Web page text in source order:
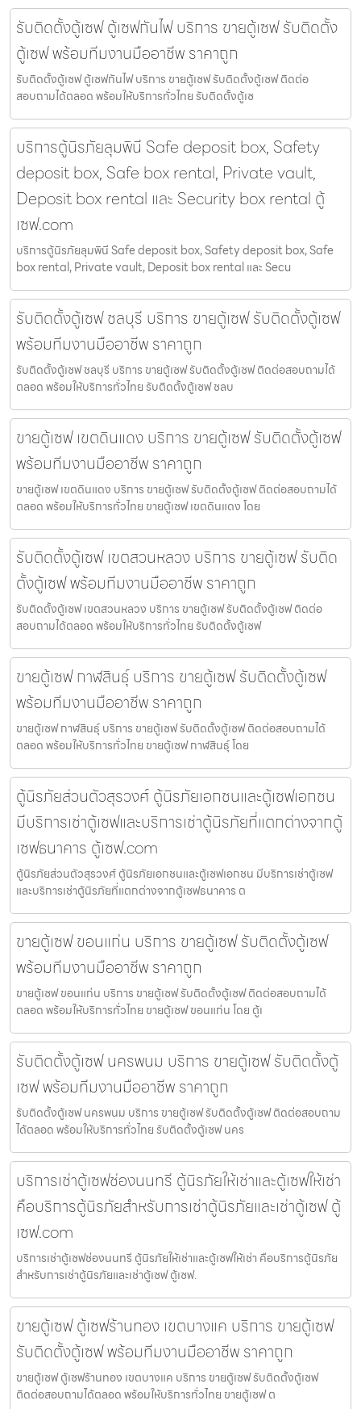
รับติดตั้งตู้เซฟ ตู้เซฟกันไฟ บริการ ขายตู้เซฟ รับติดตั้ง
ตู้เซฟ พร้อมทีมงานมืออาชีพ ราคาถูก
รับติดตั้งตู้เซฟ ตู้เซฟกันไฟ บริการ ขายตู้เซฟ รับติดตั้งตู้เซฟ ติดต่อ
สอบถามได้ตลอด พร้อมให้บริการทั่วไทย รับติดตั้งตู้เซ
บริการตู้นิรภัยลุมพินี Safe deposit box, Safety
deposit box, Safe box rental, Private vault,
Deposit box rental และ Security box rental ตู้
เซฟ.com
บริการตู้นิรภัยลุมพินี Safe deposit box, Safety deposit box, Safe
box rental, Private vault, Deposit box rental และ Secu
รับติดตั้งตู้เซฟ ชลบุรี บริการ ขายตู้เซฟ รับติดตั้งตู้เซฟ
พร้อมทีมงานมืออาชีพ ราคาถูก
รับติดตั้งตู้เซฟ ชลบุรี บริการ ขายตู้เซฟ รับติดตั้งตู้เซฟ ติดต่อสอบถามได้
ตลอด พร้อมให้บริการทั่วไทย รับติดตั้งตู้เซฟ ชลบ
ขายตู้เซฟ เขตดินแดง บริการ ขายตู้เซฟ รับติดตั้งตู้เซฟ
พร้อมทีมงานมืออาชีพ ราคาถูก
ขายตู้เซฟ เขตดินแดง บริการ ขายตู้เซฟ รับติดตั้งตู้เซฟ ติดต่อสอบถามได้
ตลอด พร้อมให้บริการทั่วไทย ขายตู้เซฟ เขตดินแดง โดย
รับติดตั้งตู้เซฟ เขตสวนหลวง บริการ ขายตู้เซฟ รับติด
ตั้งตู้เซฟ พร้อมทีมงานมืออาชีพ ราคาถูก
รับติดตั้งตู้เซฟ เขตสวนหลวง บริการ ขายตู้เซฟ รับติดตั้งตู้เซฟ ติดต่อ
สอบถามได้ตลอด พร้อมให้บริการทั่วไทย รับติดตั้งตู้เซฟ
ขายตู้เซฟ กาฬสินธุ์ บริการ ขายตู้เซฟ รับติดตั้งตู้เซฟ
พร้อมทีมงานมืออาชีพ ราคาถูก
ขายตู้เซฟ กาฬสินธุ์ บริการ ขายตู้เซฟ รับติดตั้งตู้เซฟ ติดต่อสอบถามได้
ตลอด พร้อมให้บริการทั่วไทย ขายตู้เซฟ กาฬสินธุ์ โดย
ตู้นิรภัยส่วนตัวสุรวงศ์ ตู้นิรภัยเอกชนและตู้เซฟเอกชน
มีบริการเช่าตู้เซฟและบริการเช่าตู้นิรภัยที่แตกต่างจากตู้
เซฟธนาคาร ตู้เซฟ.com
ตู้นิรภัยส่วนตัวสุรวงศ์ ตู้นิรภัยเอกชนและตู้เซฟเอกชน มีบริการเช่าตู้เซฟ
และบริการเช่าตู้นิรภัยที่แตกต่างจากตู้เซฟธนาคาร ต
ขายตู้เซฟ ขอนแก่น บริการ ขายตู้เซฟ รับติดตั้งตู้เซฟ
พร้อมทีมงานมืออาชีพ ราคาถูก
ขายตู้เซฟ ขอนแก่น บริการ ขายตู้เซฟ รับติดตั้งตู้เซฟ ติดต่อสอบถามได้
ตลอด พร้อมให้บริการทั่วไทย ขายตู้เซฟ ขอนแก่น โดย ตู้เ
รับติดตั้งตู้เซฟ นครพนม บริการ ขายตู้เซฟ รับติดตั้งตู้
เซฟ พร้อมทีมงานมืออาชีพ ราคาถูก
รับติดตั้งตู้เซฟ นครพนม บริการ ขายตู้เซฟ รับติดตั้งตู้เซฟ ติดต่อสอบถาม
ได้ตลอด พร้อมให้บริการทั่วไทย รับติดตั้งตู้เซฟ นคร
บริการเช่าตู้เซฟช่องนนทรี ตู้นิรภัยให้เช่าและตู้เซฟให้เช่า
คือบริการตู้นิรภัยสำหรับการเช่าตู้นิรภัยและเช่าตู้เซฟ ตู้
เซฟ.com
บริการเช่าตู้เซฟช่องนนทรี ตู้นิรภัยให้เช่าและตู้เซฟให้เช่า คือบริการตู้นิรภัย
สำหรับการเช่าตู้นิรภัยและเช่าตู้เซฟ ตู้เซฟ.
ขายตู้เซฟ ตู้เซฟร้านทอง เขตบางแค บริการ ขายตู้เซฟ
รับติดตั้งตู้เซฟ พร้อมทีมงานมืออาชีพ ราคาถูก
ขายตู้เซฟ ตู้เซฟร้านทอง เขตบางแค บริการ ขายตู้เซฟ รับติดตั้งตู้เซฟ
ติดต่อสอบถามได้ตลอด พร้อมให้บริการทั่วไทย ขายตู้เซฟ ต